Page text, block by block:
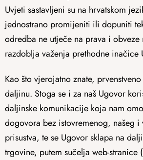
Uvjeti sastavljeni su na hrvatskom
jednostrano promijeniti ili dopuniti
odredba ne utječe na prava i obveze
razdoblja važenja prethodne inačice
Kao što vjerojatno znate,
daljinu. Stoga se i za naš Ugovor
daljinske komunikacije koja nam
dogovora bez istovremenog, našeg
prisustva, te se Ugovor sklapa na
trgovine, putem sučelja web-stranice (